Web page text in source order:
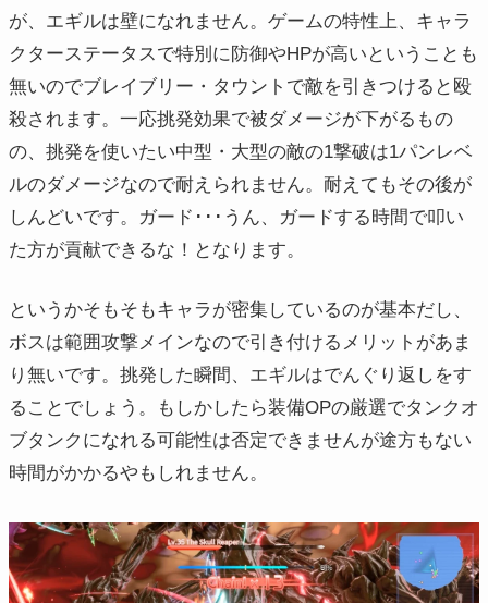
が、エギルは壁になれません。ゲームの特性上、キャラ
クターステータスで特別に防御やHPが高いということも
無いのでブレイブリー・タウントで敵を引きつけると殴
殺されます。一応挑発効果で被ダメージが下がるもの
の、挑発を使いたい中型・大型の敵の1撃破は1パンレベ
ルのダメージなので耐えられません。耐えてもその後が
しんどいです。ガード･･･うん、ガードする時間で叩い
た方が貢献できるな！となります。
というかそもそもキャラが密集しているのが基本だし、
ボスは範囲攻撃メインなので引き付けるメリットがあま
り無いです。挑発した瞬間、エギルはでんぐり返しをす
ることでしょう。もしかしたら装備OPの厳選でタンクオ
ブタンクになれる可能性は否定できませんが途方もない
時間がかかるやもしれません。